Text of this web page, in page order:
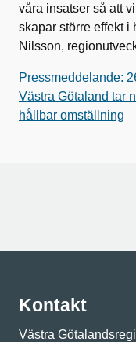
våra insatser så att
skapar större effekt i
Nilsson,
Pressmeddelande:
Västra Götaland tar
hållbar omställning
Kontakt
Västra